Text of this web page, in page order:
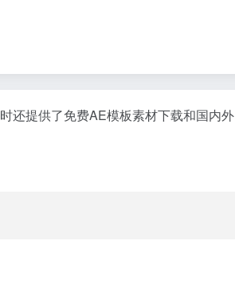
还提供了免费AE模板素材下载和国内外